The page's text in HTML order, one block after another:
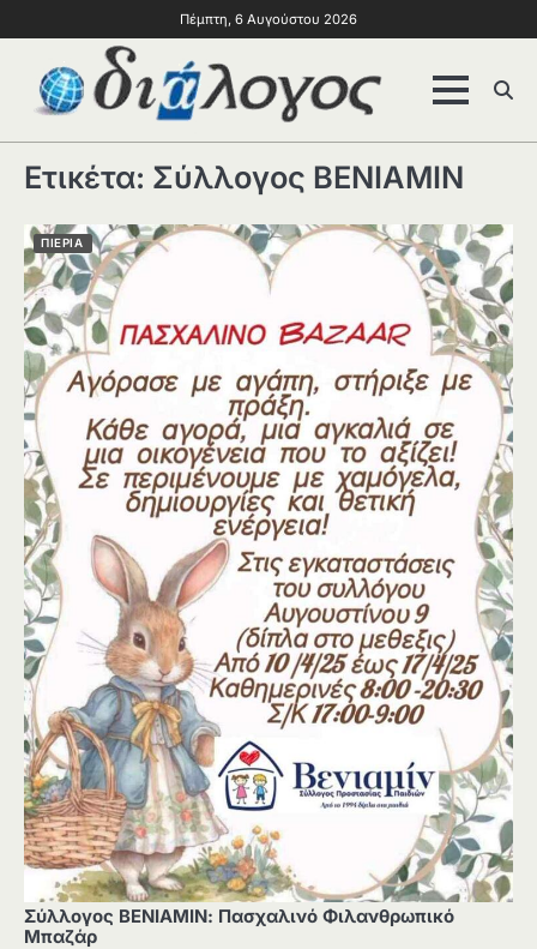
Πέμπτη, 6 Αυγούστου 2026
Ετικέτα: Σύλλογος ΒΕΝΙΑΜΙΝ
ΠΙΕΡΙΑ
Σύλλογος ΒΕΝΙΑΜΙΝ: Πασχαλινό Φιλανθρωπικό
Μπαζάρ